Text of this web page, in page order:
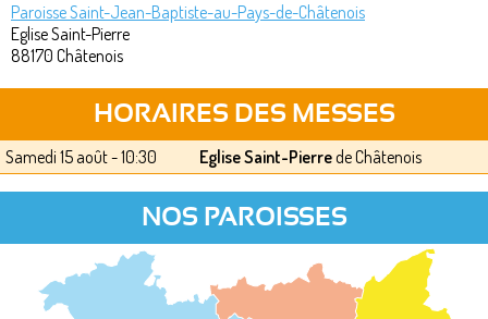
Paroisse Saint-Jean-Baptiste-au-Pays-de-Châtenois
Eglise Saint-Pierre
88170 Châtenois
HORAIRES DES MESSES
Samedi 15 août - 10:30 Eglise Saint-Pierrede Châtenois
NOS PAROISSES